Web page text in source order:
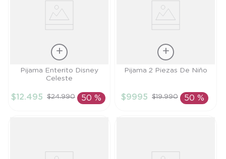
Talla
AÑADIR AL
Pijama Enterito Disney
Celeste
$12.495 $24.990 50 %
Talla
AÑADIR AL
Pijama 2 Piezas De Niño
$9995 $19.990 50 %